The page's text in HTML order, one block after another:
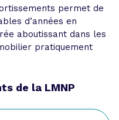
permet de
d’années en
aboutissant dans les
pratiquement
de la LMNP